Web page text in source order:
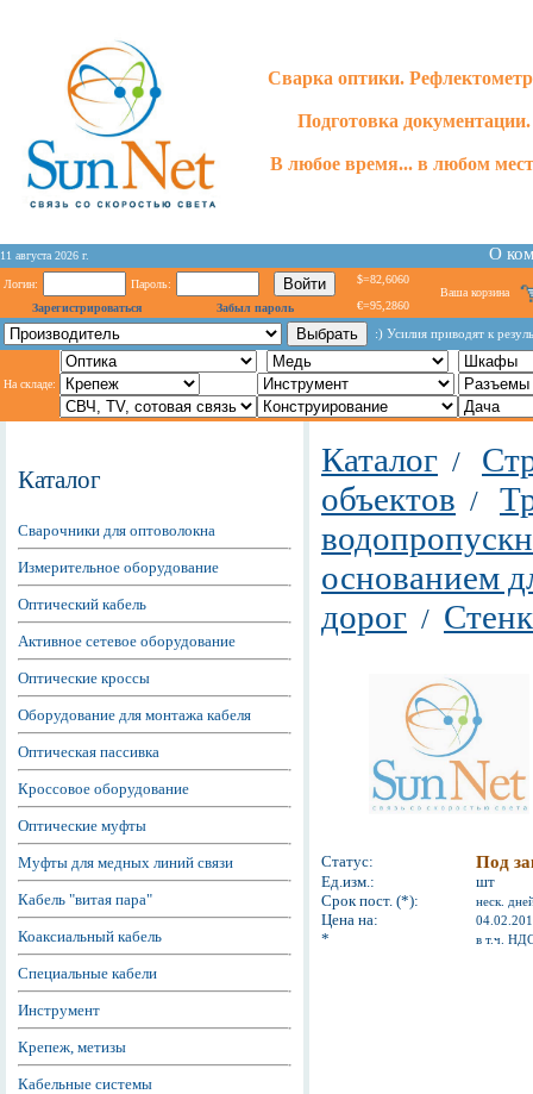
Сварка оптики.
Подготовка документации.
В любое время... в любом
11 августа 2026 г. О
Логин:
Пароль:
Зарегистрироваться
Забыл пароль
$=82,6060
€=95,2860
Ваша корзина
:) Усилия приводят к
На складе:
Каталог
Сварочники для оптоволокна
Измерительное оборудование
Оптический кабель
Активное сетевое оборудование
Оптические кроссы
Оборудование для монтажа кабеля
Оптическая пассивка
Кроссовое оборудование
Оптические муфты
Муфты для медных линий связи
Кабель "витая пара"
Коаксиальный кабель
Специальные кабели
Инструмент
Крепеж, метизы
Кабельные системы
Каталог /
объектов /
основанием
дорог /
Статус: Под
Ед.изм.:
шт
Срок пост. (*):
неск.
Цена на:
* в т.ч.